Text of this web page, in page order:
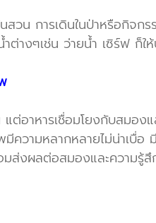
สวน การเดินในป่าหรือกิจ
ต่างๆเช่น ว่ายน้ำ เซิร์ฟ ก็ให้
แต่อาหารเชื่อมโยงกับสมอ
มีความหลากหลายไม่น่าเบื่
ส่งผลต่อสมองและความรู้